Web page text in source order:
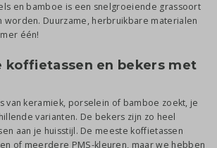
en bamboe is een snelgroeiende grassoort
worden. Duurzame, herbruikbare materialen
één!
koffietassen en bekers met
van keramiek, porselein of bamboe zoekt, je
varianten. De bekers zijn zo heel
aan je huisstijl. De meeste koffietassen
of meerdere PMS-kleuren, maar we hebben